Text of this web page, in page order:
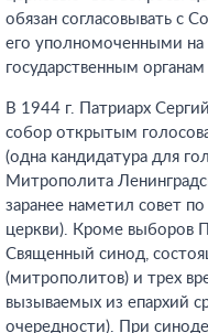
обязан согласовывать с
его уполномоченными на
государственным
В 1944 г. Патриарх
собор открытым
(одна кандидатура для
Митрополита
заранее наметил совет
церкви). Кроме выборов
Священный синод,
(митрополитов) и трех
вызываемых из епархий
очередности). При